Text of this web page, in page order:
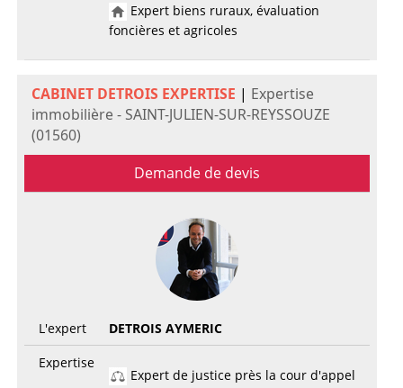
Expert biens ruraux, évaluation
foncières et agricoles
CABINET DETROIS EXPERTISE | Expertise
immobilière - SAINT-JULIEN-SUR-REYSSOUZE
(01560)
Demande de devis
L'expert
DETROIS AYMERIC
Expertise
Expert de justice près la cour d'appel